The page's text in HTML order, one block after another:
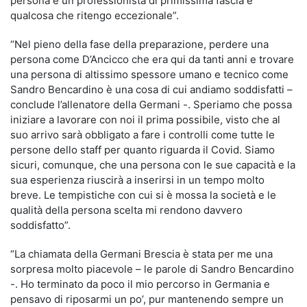
qualcosa che ritengo eccezionale”.
“Nel pieno della fase della preparazione, perdere una
persona come D’Ancicco che era qui da tanti anni e trovare
una persona di altissimo spessore umano e tecnico come
Sandro Bencardino è una cosa di cui andiamo soddisfatti –
conclude l’allenatore della Germani -. Speriamo che possa
iniziare a lavorare con noi il prima possibile, visto che al
suo arrivo sarà obbligato a fare i controlli come tutte le
persone dello staff per quanto riguarda il Covid. Siamo
sicuri, comunque, che una persona con le sue capacità e la
sua esperienza riuscirà a inserirsi in un tempo molto
breve. Le tempistiche con cui si è mossa la società e le
qualità della persona scelta mi rendono davvero
soddisfatto”.
“La chiamata della Germani Brescia è stata per me una
sorpresa molto piacevole – le parole di Sandro Bencardino
-. Ho terminato da poco il mio percorso in Germania e
pensavo di riposarmi un po’, pur mantenendo sempre un